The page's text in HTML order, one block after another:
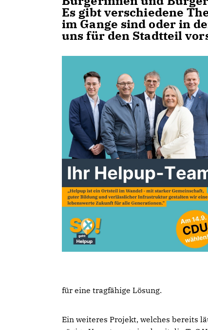
Es gibt verschiedene
im Gange sind oder in
uns für den Stadtteil
für eine tragfähige Lösung.
Ein weiteres Projekt, welches bereits